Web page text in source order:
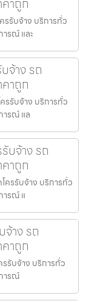
รรับจ้าง บริการทั่ว
ารณ์ และ
จ้าง รถ
าถูก
รรับจ้าง บริการทั่ว
ารณ์ แล
บจ้าง รถ
าถูก
ครรับจ้าง บริการทั่ว
ารณ์ แ
จ้าง รถ
าถูก
รรับจ้าง บริการทั่ว
ารณ์